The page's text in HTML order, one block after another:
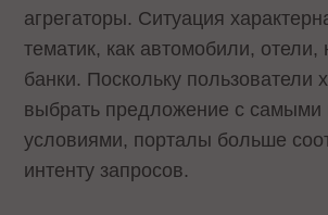
агрегаторы. Ситуация
тематик, как автомобили, отели,
банки. Поскольку пользователи
выбрать предложение с
условиями, порталы больше
интенту запросов.